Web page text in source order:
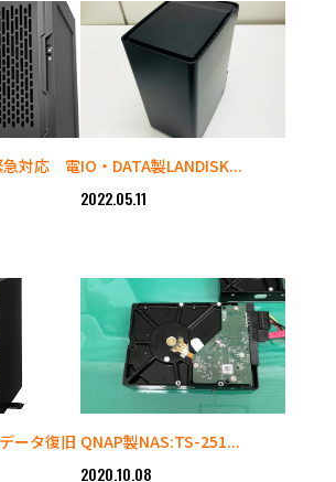
急対応 電IO・DATA製LANDISK...
2022.05.11
ータ復旧 QNAP製NAS:TS-251...
2020.10.08